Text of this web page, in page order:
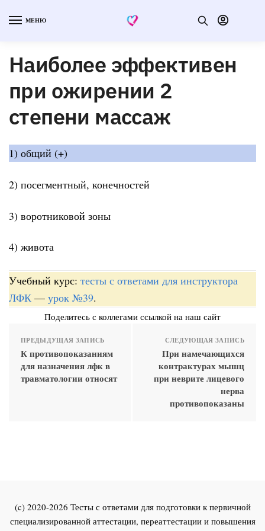
МЕНЮ
Наиболее эффективен
при ожирении 2
степени массаж
1) общий (+)
2) посегментный, конечностей
3) воротниковой зоны
4) живота
Учебный курс: тесты с ответами для инструктора
ЛФК — урок №39.
Поделитесь с коллегами ссылкой на наш сайт
ПРЕДЫДУЩАЯ ЗАПИСЬ
К противопоказаниям
для назначения лфк в
травматологии относят
СЛЕДУЮЩАЯ ЗАПИСЬ
При намечающихся
контрактурах мышц
при неврите лицевого
нерва
противопоказаны
(c) 2020-2026 Тесты с ответами для подготовки к первичной
специализированной аттестации, переаттестации и повышения